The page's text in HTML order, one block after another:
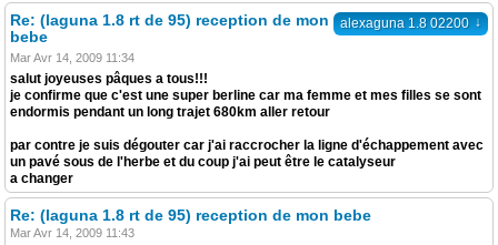
alexaguna 1.8 02200 ↓
Re: (laguna 1.8 rt de 95) reception de mon
bebe
Mar Avr 14, 2009 11:34
salut joyeuses pâques a tous!!!
je confirme que c'est une super berline car ma femme et mes filles se sont
endormis pendant un long trajet 680km aller retour
par contre je suis dégouter car j'ai raccrocher la ligne d'échappement avec
un pavé sous de l'herbe et du coup j'ai peut être le catalyseur
a changer
Re: (laguna 1.8 rt de 95) reception de mon bebe
Mar Avr 14, 2009 11:43